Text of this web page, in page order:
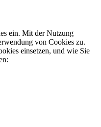
ein. Mit der Nutzung
von Cookies zu.
einsetzen, und wie Sie